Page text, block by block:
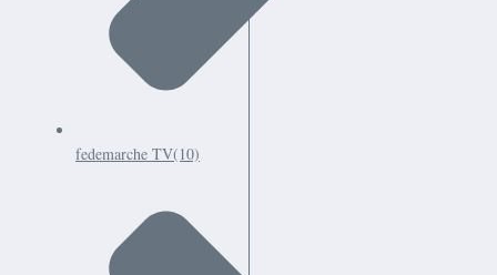
fedemarche TV(10)